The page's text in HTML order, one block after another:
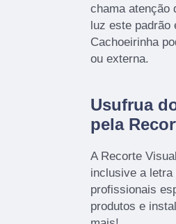
chama atenção
luz este
Cachoeirinha
ou externa.
Usufrua
pela
A Recorte
inclusive a
profissionais
produtos e